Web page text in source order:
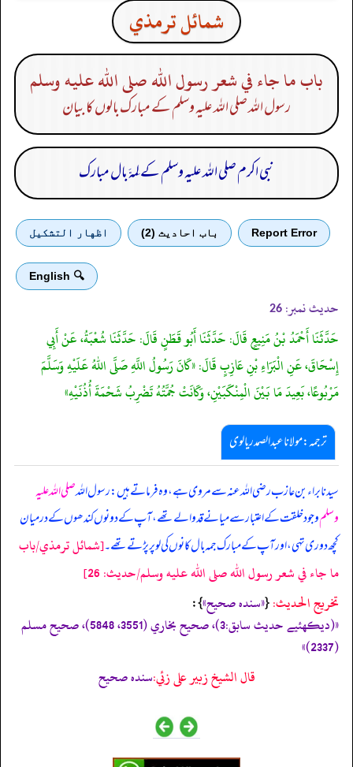
شمائل ترمذي
باب ما جاء في شعر رسول الله صلى الله عليه وسلم
رسول اللہ صلی اللہ علیہ وسلم کے مبارک بالوں کا بیان
نبی اکرم صلی اللہ علیہ وسلم کے لِمہَّ بال مبارک
Report Error باب احادیث (2) اظهار التشكيل
🔍 English
حدیث نمبر: 26
حَدَّثَنَا أَحْمَدُ بْنُ مَنِيعٍ قَالَ: حَدَّثَنَا أَبُو قَطَنٍ قَالَ: حَدَّثَنَا شُعْبَةُ، عَنْ أَبِي
إِسْحَاقَ، عَنِ الْبَرَاءِ بْنِ عَازِبٍ قَالَ: «كَانَ رَسُولُ اللَّهِ صَلَّى اللهُ عَلَيْهِ وَسَلَّمَ
مَرْبُوعًا، بَعِيدَ مَا بَيْنَ الْمِنْكَبَيْنِ، وَكَانَتْ جُمَّتُهُ تَضْرِبُ شَحْمَةَ أُذُنَيْهِ»
ترجمہ:مولانا عبدالصمد ریالوی
سیدنا براء بن عازب رضی اللہ عنہ سے مروی ہے، وہ فرماتے ہیں: رسول اللہصلی اللہ علیہ
وسلموجود خلقت کے اعتبار سے میانے قد والے تھے، آپ کے دونوں کندھوں کے درمیان
کچھ دوری تہی، اور آپ کے مبارک جمہ بال کانوں کی لو پر پڑتے تھے۔[شمائل ترمذي/باب
ما جاء في شعر رسول الله صلى الله عليه وسلم/حدیث: 26]
تخریج الحدیث:{«سنده صحيح»}:
«‏‏‏‏(ديكهئيے حديث سابق:3)، صحيح بخاري (3551، 5848)، صحيح مسلم
(2337)»
قال الشيخ زبير على زئي:سنده صحيح